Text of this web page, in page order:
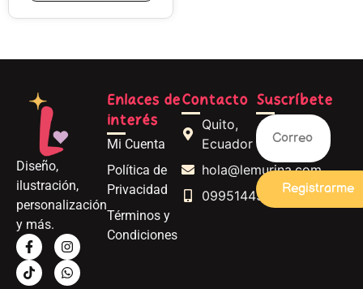
Diseño,
ilustración,
personalización
y más.
Enlaces de
interés
Mi Cuenta
Política de
Privacidad
Términos y
Condiciones
Contacto
Quito,
Ecuador
hola@lemurina.com
0995144562
Suscríbete
Registrarme